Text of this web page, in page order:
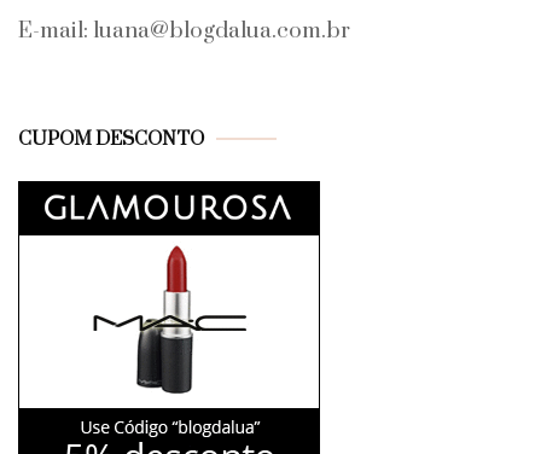
E-mail: luana@blogdalua.com.br
CUPOM DESCONTO